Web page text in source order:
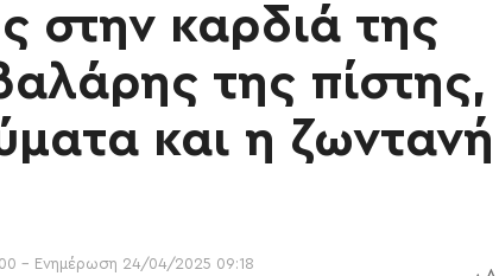
στην καρδιά της
της πίστης,
και η ζωντανή
- Ενημέρωση 24/04/2025 09:18